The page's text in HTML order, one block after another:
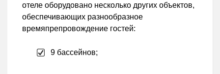
отеле оборудовано несколько других объектов,
обеспечивающих разнообразное
времяпрепровождение гостей:
9 бассейнов;